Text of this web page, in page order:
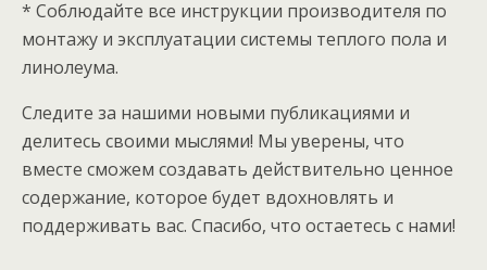
* Соблюдайте все инструкции производителя по
монтажу и эксплуатации системы теплого пола и
линолеума.
Следите за нашими новыми публикациями и
делитесь своими мыслями! Мы уверены, что
вместе сможем создавать действительно ценное
содержание, которое будет вдохновлять и
поддерживать вас. Спасибо, что остаетесь с нами!